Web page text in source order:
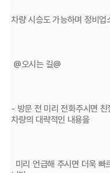
차량 시승도 가능하며 정비
@오시는 길@
- 방문 전 미리 전화주시면
차량의 대략적인 내용을